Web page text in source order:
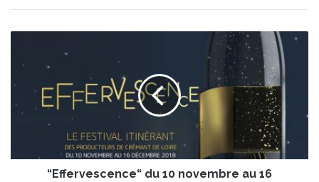
s
“Effervescence“ du 10 novembre au 16